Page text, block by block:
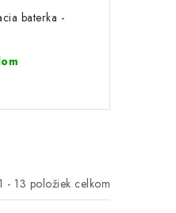
baterka -
1 - 13 položiek celkom